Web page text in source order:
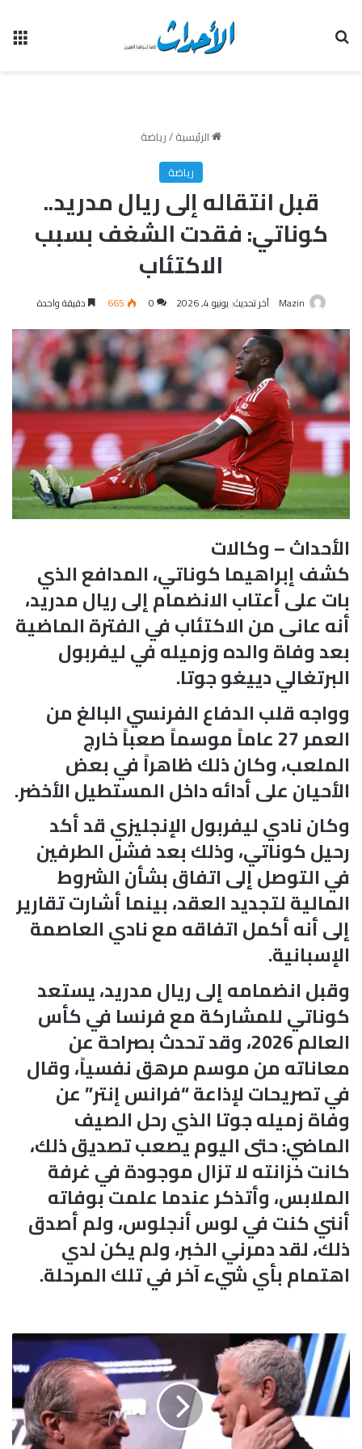
الرئيسية/رياضة
رياضة
قبل انتقاله إلى ريال مدريد..
كوناتي: فقدت الشغف بسبب
الاكتئاب
Mazin آخر تحديث: يونيو 4, 2026 0
665 دقيقة واحدة
الأحداث – وكالات
كشف إبراهيما كوناتي، المدافع الذي
بات على أعتاب الانضمام إلى ريال مدريد،
أنه عانى من الاكتئاب في الفترة الماضية
بعد وفاة والده وزميله في ليفربول
البرتغالي دييغو جوتا.
وواجه قلب الدفاع الفرنسي البالغ من
العمر 27 عاماً موسماً صعباً خارج
الملعب، وكان ذلك ظاهراً في بعض
الأحيان على أدائه داخل المستطيل الأخضر.
وكان نادي ليفربول الإنجليزي قد أكد
رحيل كوناتي، وذلك بعد فشل الطرفين
في التوصل إلى اتفاق بشأن الشروط
المالية لتجديد العقد، بينما أشارت تقارير
إلى أنه أكمل اتفاقه مع نادي العاصمة
الإسبانية.
وقبل انضمامه إلى ريال مدريد، يستعد
كوناتي للمشاركة مع فرنسا في كأس
العالم 2026، وقد تحدث بصراحة عن
معاناته من موسم مرهق نفسياً، وقال
في تصريحات لإذاعة “فرانس إنتر” عن
وفاة زميله جوتا الذي رحل الصيف
الماضي: حتى اليوم يصعب تصديق ذلك،
كانت خزانته لا تزال موجودة في غرفة
الملابس، وأتذكر عندما علمت بوفاته
أنني كنت في لوس أنجلوس، ولم أصدق
ذلك، لقد دمرني الخبر، ولم يكن لدي
اهتمام بأي شيء آخر في تلك المرحلة.
ي
ي